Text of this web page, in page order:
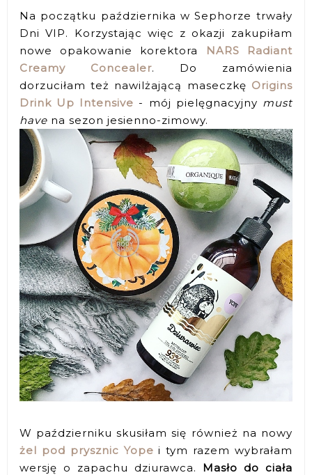
Na początku października w Sephorze trwały
Dni VIP. Korzystając więc z okazji zakupiłam
nowe opakowanie korektora
NARS Radiant
Creamy Concealer. Do zamówienia
dorzuciłam też nawilżającą maseczkę Origins
Drink Up Intensive - mój pielęgnacyjny must
have na sezon jesienno-zimowy.
W październiku skusiłam się również na nowy
żel pod prysznic Yope i tym razem wybrałam
wersję o zapachu dziurawca. Masło do ciała